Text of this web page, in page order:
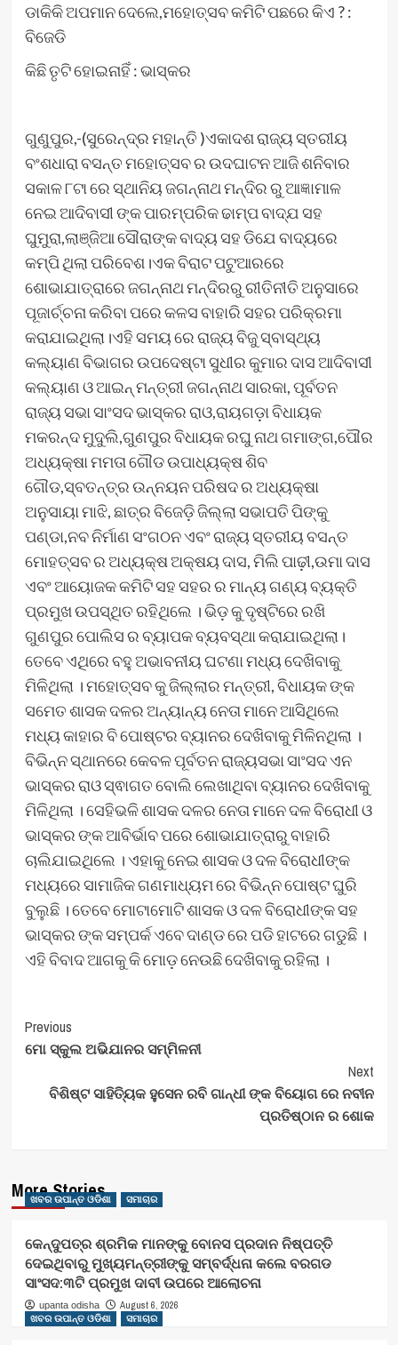
ଡାକିକି ଅପମାନ ଦେଲେ,ମହୋତ୍ସବ କମିଟି ପଛରେ କିଏ ? :
ବିଜେଡି
କିଛି ତୃଟି ହୋଇନାହିଁ : ଭାସ୍କର
ଗୁଣୁପୁର,-(ସୁରେନ୍ଦ୍ର ମହାନ୍ତି )ଏକାଦଶ ରାଜ୍ୟ ସ୍ତରୀୟ
ବଂଶଧାରା ବସନ୍ତ ମହୋତ୍ସବ ର ଉଦଘାଟନ ଆଜି ଶନିବାର
ସକାଳ ୮ଟା ରେ ସ୍ଥାନିୟ ଜଗନ୍ନାଥ ମନ୍ଦିର ରୁ ଆଜ୍ଞାମାଳ
ନେଇ ଆଦିବାସୀ ଙ୍କ ପାରମ୍ପରିକ ଢାମ୍ପ ବାଦ୍ଯ ସହ
ଘୁମୁରା,ଲାଞ୍ଜିଆ ସୌରାଙ୍କ ବାଦ୍ୟ ସହ ଡିଯେ ବାଦ୍ୟରେ
କମ୍ପି ଥିଲା ପରିବେଶ।ଏକ ବିରାଟ ପଟୁଆରରେ
ଶୋଭାଯାତ୍ରାରେ ଜଗନ୍ନାଥ ମନ୍ଦିରରୁ ରୀତିନୀତି ଅନୁସାରେ
ପୂଜାର୍ଚ୍ଚନା କରିବା ପରେ କଳସ ବାହାରି ସହର ପରିକ୍ରମା
କରାଯାଇଥିଲା।ଏହି ସମୟ ରେ ରାଜ୍ୟ ବିଜୁ ସ୍ବାସ୍ଥ୍ୟ
କଲ୍ୟାଣ ବିଭାଗର ଉପଦେଷ୍ଟା ସୁଧୀର କୁମାର ଦାସ ଆଦିବାସୀ
କଲ୍ୟାଣ ଓ ଆଇନ୍ ମନ୍ତ୍ରୀ ଜଗନ୍ନାଥ ସାରକା, ପୂର୍ବତନ
ରାଜ୍ୟ ସଭା ସାଂସଦ ଭାସ୍କର ରାଓ,ରାୟଗଡ଼ା ବିଧାୟକ
ମକରନ୍ଦ ମୁଦୁଲି,ଗୁଣପୁର ବିଧାୟକ ରଘୁ ନାଥ ଗମାଙ୍ଗ,ପୌର
ଅଧ୍ୟକ୍ଷା ମମତା ଗୌଡ ଉପାଧ୍ୟକ୍ଷ ଶିବ
ଗୌଡ,ସ୍ବତନ୍ତ୍ର ଉନ୍ନୟନ ପରିଷଦ ର ଅଧ୍ୟକ୍ଷା
ଅନୁସାୟା ମାଝି, ଛାତ୍ର ବିଜେଡ଼ି ଜିଲ୍ଲା ସଭାପତି ପିଙ୍କୁ
ପଣ୍ଡା,ନବ ନିର୍ମାଣ ସଂଗଠନ ଏବଂ ରାଜ୍ୟ ସ୍ତରୀୟ ବସନ୍ତ
ମୋହତ୍ସବ ର ଅଧ୍ୟକ୍ଷ ଅକ୍ଷୟ ଦାସ, ମିଲି ପାଢ଼ୀ,ଉମା ଦାସ
ଏବଂ ଆୟୋଜକ କମିଟି ସହ ସହର ର ମାନ୍ୟ ଗଣ୍ୟ ବ୍ୟକ୍ତି
ପ୍ରମୁଖ ଉପସ୍ଥିତ ରହିଥିଲେ । ଭିଡ଼ କୁ ଦୃଷ୍ଟିରେ ରଖି
ଗୁଣପୁର ପୋଲିସ ର ବ୍ୟାପକ ବ୍ୟବସ୍ଥା କରାଯାଇଥିଲା।
ତେବେ ଏଥିରେ ବହୁ ଅଭାବନୀୟ ଘଟଣା ମଧ୍ୟ ଦେଖିବାକୁ
ମିଳିଥିଲା । ମହୋତ୍ସବ କୁ ଜିଲ୍ଲାର ମନ୍ତ୍ରୀ, ବିଧାୟକ ଙ୍କ
ସମେତ ଶାସକ ଦଳର ଅନ୍ୟାନ୍ୟ ନେତା ମାନେ ଆସିଥିଲେ
ମଧ୍ୟ କାହାର ବି ପୋଷ୍ଟର ବ୍ୟାନର ଦେଖିବାକୁ ମିଳିନଥିଲା ।
ବିଭିନ୍ନ ସ୍ଥାନରେ କେବଳ ପୂର୍ବତନ ରାଜ୍ୟସଭା ସାଂସଦ ଏନ
ଭାସ୍କର ରାଓ ସ୍ଵାଗତ ବୋଲି ଲେଖାଥିବା ବ୍ୟାନର ଦେଖିବାକୁ
ମିଳିଥିଲା । ସେହିଭଳି ଶାସକ ଦଳର ନେତା ମାନେ ଦଳ ବିରୋଧୀ ଓ
ଭାସ୍କର ଙ୍କ ଆବିର୍ଭାବ ପରେ ଶୋଭାଯାତ୍ରାରୁ ବାହାରି
ଚାଲିଯାଇଥିଲେ । ଏହାକୁ ନେଇ ଶାସକ ଓ ଦଳ ବିରୋଧୀଙ୍କ
ମଧ୍ୟରେ ସାମାଜିକ ଗଣମାଧ୍ୟମ ରେ ବିଭିନ୍ନ ପୋଷ୍ଟ ଘୁରି
ବୁଲୁଛି । ତେବେ ମୋଟାମୋଟି ଶାସକ ଓ ଦଳ ବିରୋଧୀଙ୍କ ସହ
ଭାସ୍କର ଙ୍କ ସମ୍ପର୍କ ଏବେ ଦାଣ୍ଡ ରେ ପଡି ହାଟରେ ଗଡୁଛି ।
ଏହି ବିବାଦ ଆଗକୁ କି ମୋଡ଼ ନେଉଛି ଦେଖିବାକୁ ରହିଲା ।
Post
Navigation
Previous
ମୋ ସ୍କୁଲ ଅଭିଯାନର ସମ୍ମିଳନୀ
Next
ବିଶିଷ୍ଟ ସାହିତ୍ୟିକ ହୁସେନ ରବି ଗାନ୍ଧୀ ଙ୍କ ବିୟୋଗ ରେ ନବୀନ
ପ୍ରତିଷ୍ଠାନ ର ଶୋକ
More Stories
ଖବର ଉପାନ୍ତ ଓଡିଶା ସମାଚାର
କେନ୍ଦୁପତ୍ର ଶ୍ରମିକ ମାନଙ୍କୁ ବୋନସ ପ୍ରଦାନ ନିଷ୍ପତ୍ତି
ଦେଇଥିବାରୁ ମୁଖ୍ୟମନ୍ତ୍ରୀଙ୍କୁ ସମ୍ବର୍ଦ୍ଧନା କଲେ ବରଗଡ
ସାଂସଦ:୩ଟି ପ୍ରମୁଖ ଦାବୀ ଉପରେ ଆଲୋଚନା
upanta odisha
August 6, 2026
ଖବର ଉପାନ୍ତ ଓଡିଶା
ସମାଚାର